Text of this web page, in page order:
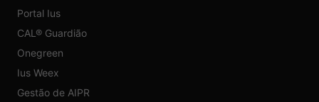
Portal Ius
CAL® Guardião
Onegreen
Ius Weex
Gestão de AIPR